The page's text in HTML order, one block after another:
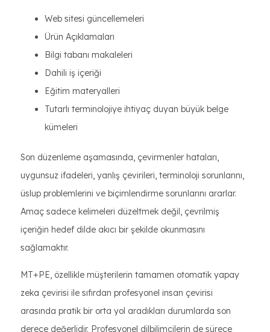
Web sitesi güncellemeleri
Ürün Açıklamaları
Bilgi tabanı makaleleri
Dahili iş içeriği
Eğitim materyalleri
Tutarlı terminolojiye ihtiyaç duyan büyük belge
kümeleri
Son düzenleme aşamasında, çevirmenler hataları,
uygunsuz ifadeleri, yanlış çevirileri, terminoloji sorunlarını,
üslup problemlerini ve biçimlendirme sorunlarını ararlar.
Amaç sadece kelimeleri düzeltmek değil, çevrilmiş
içeriğin hedef dilde akıcı bir şekilde okunmasını
sağlamaktır.
MT+PE, özellikle müşterilerin tamamen otomatik yapay
zeka çevirisi ile sıfırdan profesyonel insan çevirisi
arasında pratik bir orta yol aradıkları durumlarda son
derece değerlidir. Profesyonel dilbilimcilerin de sürece